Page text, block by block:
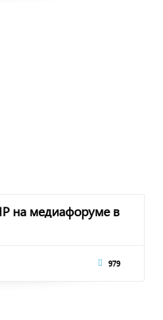
на медиафоруме в
979